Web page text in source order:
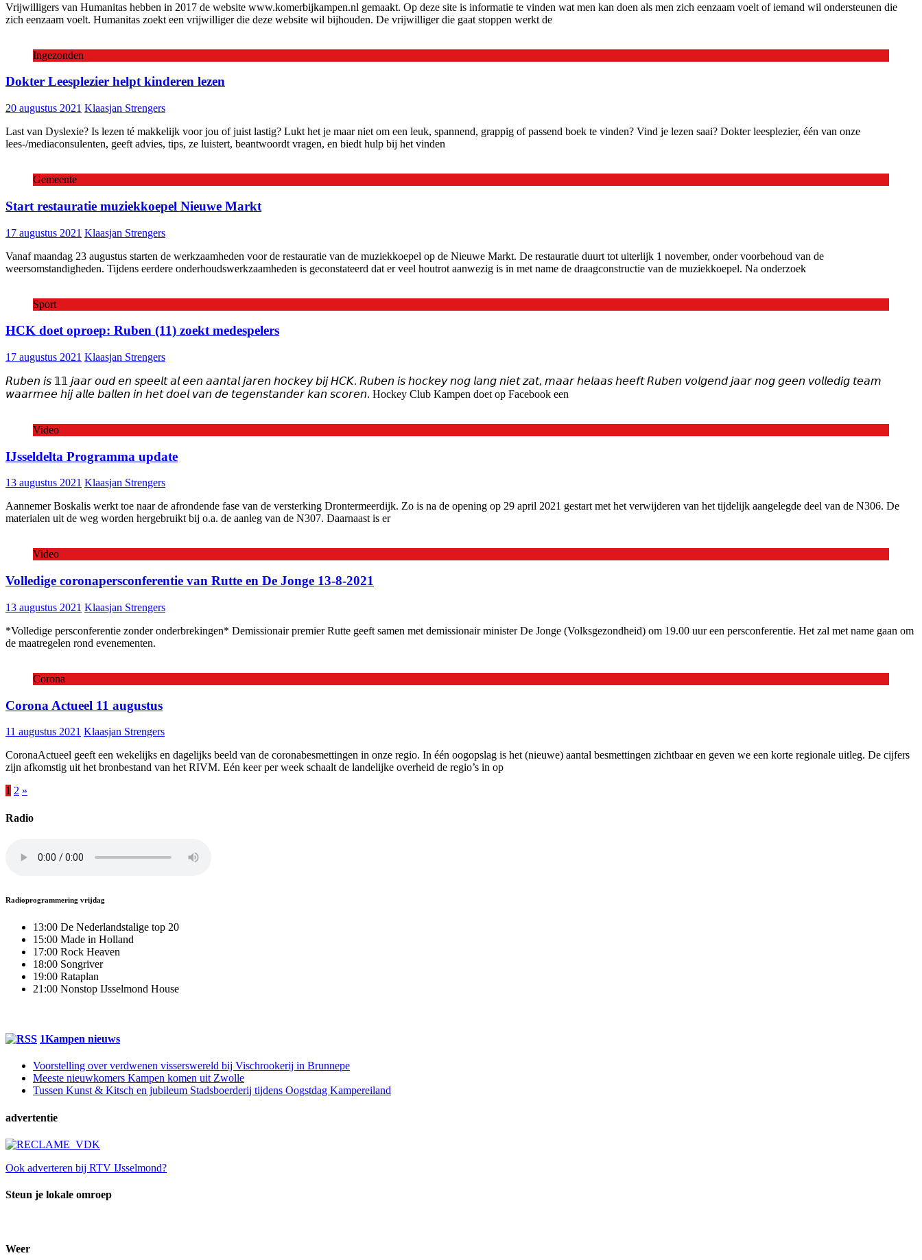
Vrijwilligers van Humanitas hebben in 2017 de website www.komerbijkampen.nl gemaakt. Op deze site is informatie te vinden wat men kan doen als men zich eenzaam voelt of iemand wil ondersteunen die
zich eenzaam voelt. Humanitas zoekt een vrijwilliger die deze website wil bijhouden. De vrijwilliger die gaat stoppen werkt de
Ingezonden
Dokter Leesplezier helpt kinderen lezen
20 augustus 2021 Klaasjan Strengers
Last van Dyslexie? Is lezen té makkelijk voor jou of juist lastig? Lukt het je maar niet om een leuk, spannend, grappig of passend boek te vinden? Vind je lezen saai? Dokter leesplezier, één van onze
lees-/mediaconsulenten, geeft advies, tips, ze luistert, beantwoordt vragen, en biedt hulp bij het vinden
Gemeente
Start restauratie muziekkoepel Nieuwe Markt
17 augustus 2021 Klaasjan Strengers
Vanaf maandag 23 augustus starten de werkzaamheden voor de restauratie van de muziekkoepel op de Nieuwe Markt. De restauratie duurt tot uiterlijk 1 november, onder voorbehoud van de
weersomstandigheden. Tijdens eerdere onderhoudswerkzaamheden is geconstateerd dat er veel houtrot aanwezig is in met name de draagconstructie van de muziekkoepel. Na onderzoek
Sport
HCK doet oproep: Ruben (11) zoekt medespelers
17 augustus 2021 Klaasjan Strengers
𝘙𝘶𝘣𝘦𝘯 𝘪𝘴 𝟙𝟙 𝘫𝘢𝘢𝘳 𝘰𝘶𝘥 𝘦𝘯 𝘴𝘱𝘦𝘦𝘭𝘵 𝘢𝘭 𝘦𝘦𝘯 𝘢𝘢𝘯𝘵𝘢𝘭 𝘫𝘢𝘳𝘦𝘯 𝘩𝘰𝘤𝘬𝘦𝘺 𝘣𝘪𝘫 𝘏𝘊𝘒. 𝘙𝘶𝘣𝘦𝘯 𝘪𝘴 𝘩𝘰𝘤𝘬𝘦𝘺 𝘯𝘰𝘨 𝘭𝘢𝘯𝘨 𝘯𝘪𝘦𝘵 𝘻𝘢𝘵, 𝘮𝘢𝘢𝘳 𝘩𝘦𝘭𝘢𝘢𝘴 𝘩𝘦𝘦𝘧𝘵 𝘙𝘶𝘣𝘦𝘯 𝘷𝘰𝘭𝘨𝘦𝘯𝘥 𝘫𝘢𝘢𝘳 𝘯𝘰𝘨 𝘨𝘦𝘦𝘯 𝘷𝘰𝘭𝘭𝘦𝘥𝘪𝘨 𝘵𝘦𝘢𝘮
𝘸𝘢𝘢𝘳𝘮𝘦𝘦 𝘩𝘪𝘫 𝘢𝘭𝘭𝘦 𝘣𝘢𝘭𝘭𝘦𝘯 𝘪𝘯 𝘩𝘦𝘵 𝘥𝘰𝘦𝘭 𝘷𝘢𝘯 𝘥𝘦 𝘵𝘦𝘨𝘦𝘯𝘴𝘵𝘢𝘯𝘥𝘦𝘳 𝘬𝘢𝘯 𝘴𝘤𝘰𝘳𝘦𝘯. Hockey Club Kampen doet op Facebook een
Video
IJsseldelta Programma update
13 augustus 2021 Klaasjan Strengers
Aannemer Boskalis werkt toe naar de afrondende fase van de versterking Drontermeerdijk. Zo is na de opening op 29 april 2021 gestart met het verwijderen van het tijdelijk aangelegde deel van de N306. De
materialen uit de weg worden hergebruikt bij o.a. de aanleg van de N307. Daarnaast is er
Video
Volledige coronapersconferentie van Rutte en De Jonge 13-8-2021
13 augustus 2021 Klaasjan Strengers
*Volledige persconferentie zonder onderbrekingen* Demissionair premier Rutte geeft samen met demissionair minister De Jonge (Volksgezondheid) om 19.00 uur een persconferentie. Het zal met name gaan om
de maatregelen rond evenementen.
Corona
Corona Actueel 11 augustus
11 augustus 2021 Klaasjan Strengers
CoronaActueel geeft een wekelijks en dagelijks beeld van de coronabesmettingen in onze regio. In één oogopslag is het (nieuwe) aantal besmettingen zichtbaar en geven we een korte regionale uitleg. De cijfers
zijn afkomstig uit het bronbestand van het RIVM. Eén keer per week schaalt de landelijke overheid de regio’s in op
Berichten
paginering
1 2 »
Radio
Radioprogrammering vrijdag
13:00 De Nederlandstalige top 20
15:00 Made in Holland
17:00 Rock Heaven
18:00 Songriver
19:00 Rataplan
21:00 Nonstop IJsselmond House
1Kampen nieuws
Voorstelling over verdwenen visserswereld bij Vischrookerij in Brunnepe
Meeste nieuwkomers Kampen komen uit Zwolle
Tussen Kunst & Kitsch en jubileum Stadsboerderij tijdens Oogstdag Kampereiland
advertentie
Ook adverteren bij RTV IJsselmond?
Steun je lokale omroep
Weer